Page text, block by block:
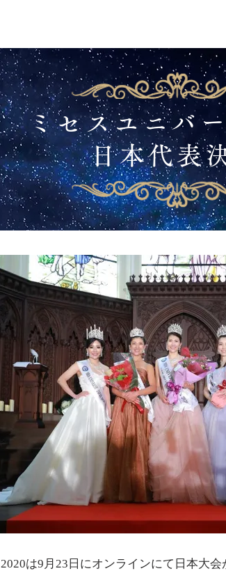
ミセスユニバ
日本代表
2020は9月23日​にオンラインにて日本大